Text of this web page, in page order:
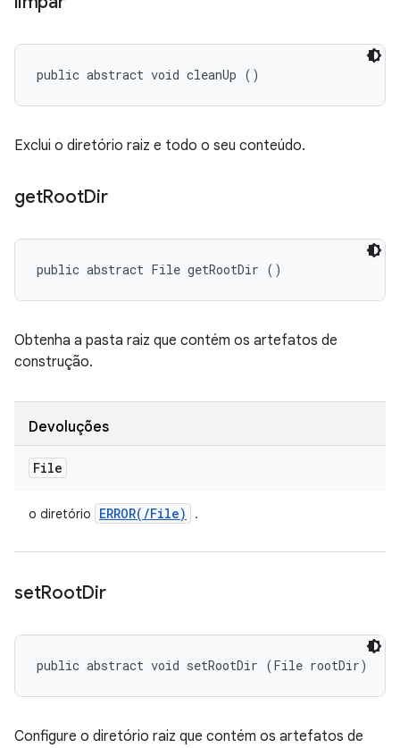
public abstract void cleanUp ()
Exclui o diretório raiz e todo o seu conteúdo.
getRootDir
public abstract File getRootDir ()
Obtenha a pasta raiz que contém os artefatos de
construção.
Devoluções
File
o diretório ERROR( /File) .
setRootDir
public abstract void setRootDir (File rootDir)
Configure o diretório raiz que contém os artefatos de